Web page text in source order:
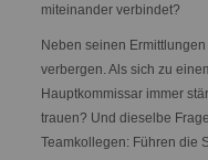
miteinander verbindet?
Neben seinen
verbergen. Als sich zu
Hauptkommissar immer
trauen? Und dieselbe
Teamkollegen: Führen die